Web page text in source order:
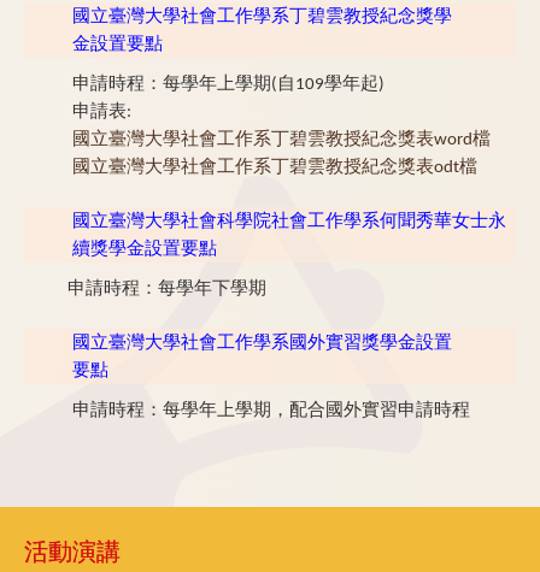
國立臺灣大學社會工作學系丁碧雲教授紀念獎學
金設置要點
申請時程：每學年上學期(自109學年起)
申請表:
國立臺灣大學社會工作系丁碧雲教授紀念獎表word檔
國立臺灣大學社會工作系丁碧雲教授紀念獎表odt檔
國立臺灣大學社會科學院社會工作學系何聞秀華女士永
續獎學金設置要點
申請時程：每學年下學期
國立臺灣大學社會工作學系國外實習獎學金設置
要點
申請時程：每學年上學期，配合國外實習申請時程
活動演講